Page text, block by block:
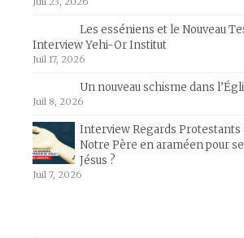
Les esséniens et le Nouveau
Interview Yehi-Or Institut
Juil 17, 2026
Un nouveau schisme dans
Juil 8, 2026
Interview Regards Protestants
Notre Père en araméen pour
Jésus ?
Juil 7, 2026